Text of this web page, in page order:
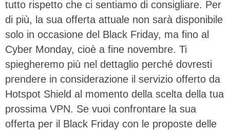
tutto rispetto che ci sentiamo di consigliare. Per
di più, la sua offerta attuale non sarà disponibile
solo in occasione del Black Friday, ma fino al
Cyber Monday, cioè a fine novembre. Ti
spiegheremo più nel dettaglio perché dovresti
prendere in considerazione il servizio offerto da
Hotspot Shield al momento della scelta della tua
prossima VPN. Se vuoi confrontare la sua
offerta per il Black Friday con le proposte delle